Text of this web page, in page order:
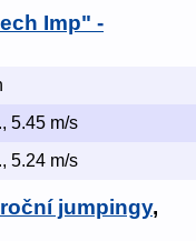
Imp" -
5.45 m/s
5.24 m/s
jumpingy,